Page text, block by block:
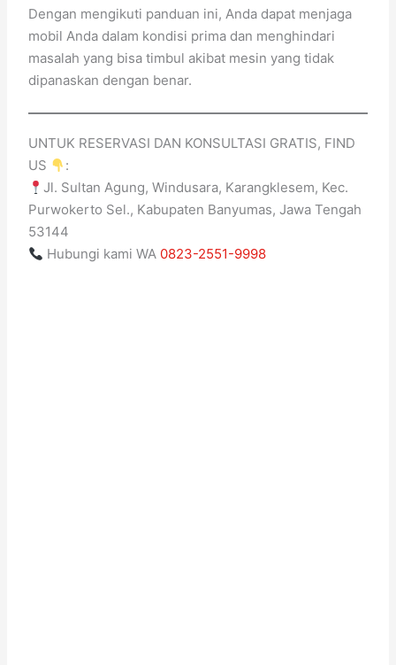
Dengan mengikuti panduan ini, Anda dapat menjaga
mobil Anda dalam kondisi prima dan menghindari
masalah yang bisa timbul akibat mesin yang tidak
dipanaskan dengan benar.
UNTUK RESERVASI DAN KONSULTASI GRATIS, FIND
US
:
Jl. Sultan Agung, Windusara, Karangklesem, Kec.
Purwokerto Sel., Kabupaten Banyumas, Jawa Tengah
53144
Hubungi kami WA 0823-2551-9998